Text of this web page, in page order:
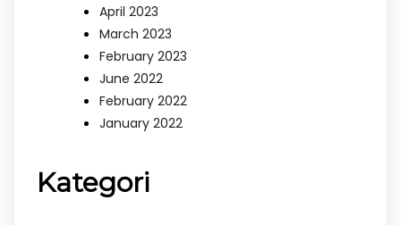
April 2023
March 2023
February 2023
June 2022
February 2022
January 2022
Kategori